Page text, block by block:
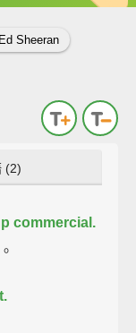
Ed Sheeran
(2)
commercial.